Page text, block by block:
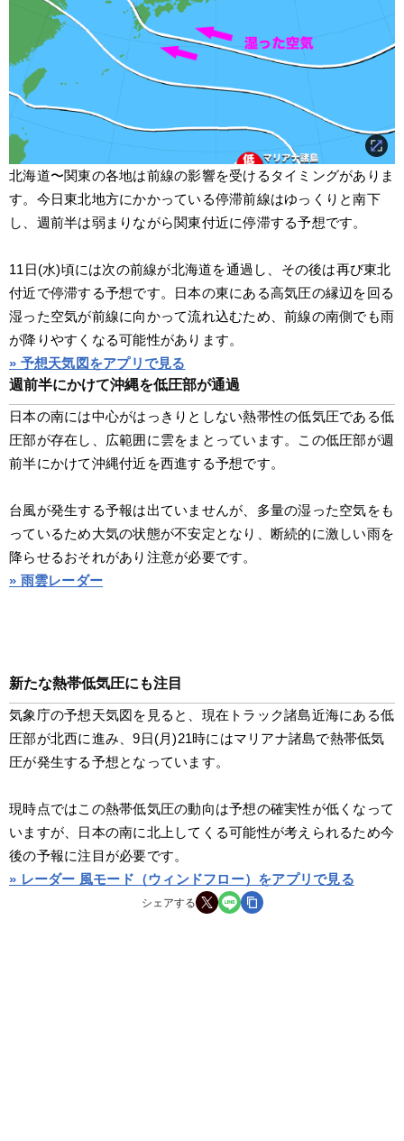
北海道〜関東の各地は前線の影響を受けるタイミングがありま
す。今日東北地方にかかっている停滞前線はゆっくりと南下
し、週前半は弱まりながら関東付近に停滞する予想です。
11日(水)頃には次の前線が北海道を通過し、その後は再び東北
付近で停滞する予想です。日本の東にある高気圧の縁辺を回る
湿った空気が前線に向かって流れ込むため、前線の南側でも雨
が降りやすくなる可能性があります。
» 予想天気図をアプリで見る
週前半にかけて沖縄を低圧部が通過
日本の南には中心がはっきりとしない熱帯性の低気圧である低
圧部が存在し、広範囲に雲をまとっています。この低圧部が週
前半にかけて沖縄付近を西進する予想です。
台風が発生する予報は出ていませんが、多量の湿った空気をも
っているため大気の状態が不安定となり、断続的に激しい雨を
降らせるおそれがあり注意が必要です。
» 雨雲レーダー
新たな熱帯低気圧にも注目
気象庁の予想天気図を見ると、現在トラック諸島近海にある低
圧部が北西に進み、9日(月)21時にはマリアナ諸島で熱帯低気
圧が発生する予想となっています。
現時点ではこの熱帯低気圧の動向は予想の確実性が低くなって
いますが、日本の南に北上してくる可能性が考えられるため今
後の予報に注目が必要です。
» レーダー 風モード（ウィンドフロー）をアプリで見る
シェアする